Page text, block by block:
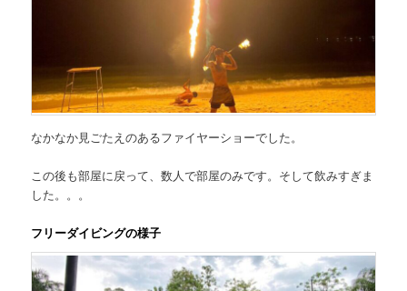
なかなか見ごたえのあるファイヤーショーでした。
この後も部屋に戻って、数人で部屋のみです。そして飲みすぎま
した。。。
フリーダイビングの様子